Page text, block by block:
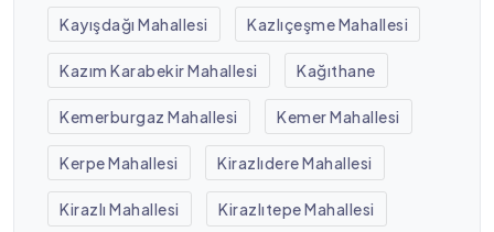
Kayışdağı Mahallesi Kazlıçeşme Mahallesi
Kazım Karabekir Mahallesi Kağıthane
Kemerburgaz Mahallesi Kemer Mahallesi
Kerpe Mahallesi Kirazlıdere Mahallesi
Kirazlı Mahallesi Kirazlıtepe Mahallesi